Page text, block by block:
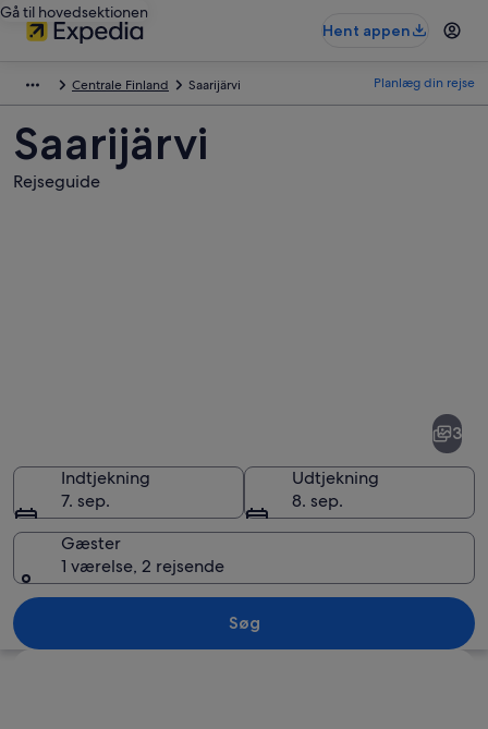
Gå til hovedsektionen
Hent appen
Centrale Finland Saarijärvi Planlæg din rejse
Saarijärvi
Rejseguide
Solnedgang over en rolig sø med
3
Indtjekning
7. sep.
Udtjekning
8. sep.
Gæster
1 værelse, 2 rejsende
Søg